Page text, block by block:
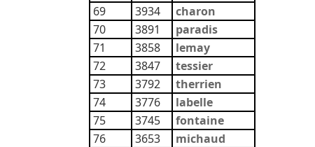
69
3934
charon
70
3891
paradis
71
3858
lemay
72
3847
tessier
73
3792
therrien
74
3776
labelle
75
3745
fontaine
76
3653
michaud